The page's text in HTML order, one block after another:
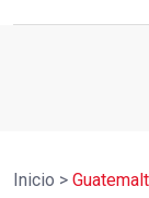
Inicio >